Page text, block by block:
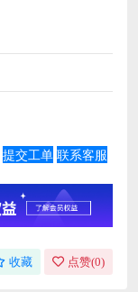
提交工单 联系客服
收藏 点赞(0)